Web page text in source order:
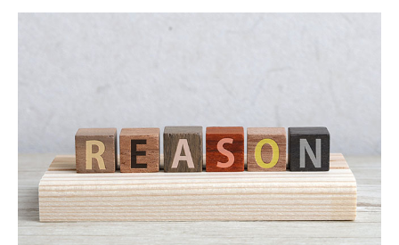
耐震診断の基準（is値）
補助金利用の耐震診断
木造住宅の耐震診断
現地調査写真